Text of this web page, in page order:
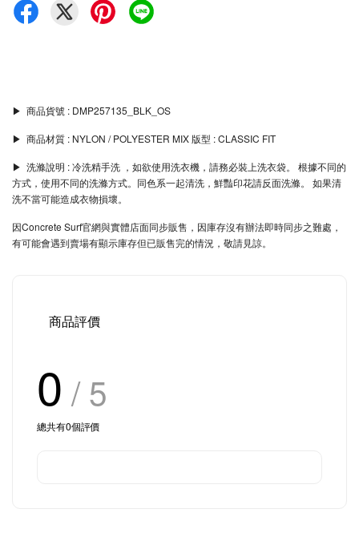
▶︎ 商品貨號 : DMP257135_BLK_OS
▶︎ 商品材質 : NYLON / POLYESTER MIX 版型 : CLASSIC FIT
▶︎ 洗滌說明 : 冷洗精手洗 ，如欲使用洗衣機，請務必裝上洗衣袋。 根據不同的
方式，使用不同的洗滌方式。同色系一起清洗，鮮豔印花請反面洗滌。 如果清
洗不當可能造成衣物損壞。
因Concrete Surf官網與實體店面同步販售，因庫存沒有辦法即時同步之難處，
有可能會遇到賣場有顯示庫存但已販售完的情況，敬請見諒。
商品評價
0 / 5
總共有0個評價